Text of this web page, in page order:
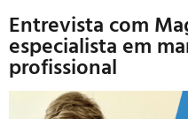
Entrevista com
especialista em
profissional